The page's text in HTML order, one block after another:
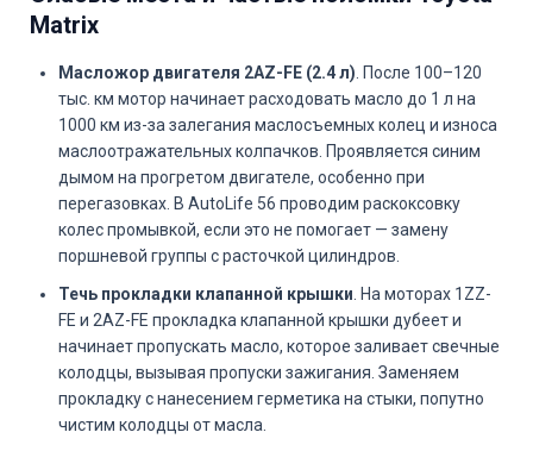
Matrix
Масложор двигателя 2AZ-FE (2.4 л) . После 100–120
тыс. км мотор начинает расходовать масло до 1 л на
1000 км из-за залегания маслосъемных колец и износа
маслоотражательных колпачков. Проявляется синим
дымом на прогретом двигателе, особенно при
перегазовках. В AutoLife 56 проводим раскоксовку
колес промывкой, если это не помогает — замену
поршневой группы с расточкой цилиндров.
Течь прокладки клапанной крышки . На моторах 1ZZ-
FE и 2AZ-FE прокладка клапанной крышки дубеет и
начинает пропускать масло, которое заливает свечные
колодцы, вызывая пропуски зажигания. Заменяем
прокладку с нанесением герметика на стыки, попутно
чистим колодцы от масла.